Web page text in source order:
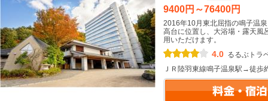
9400円～76400円
2016年10月東北屈指の鳴子温
高台に位置し、大浴場・露天風
用いただけます。
4.0 るるぶトラ
ＪＲ陸羽東線鳴子温泉駅→徒歩